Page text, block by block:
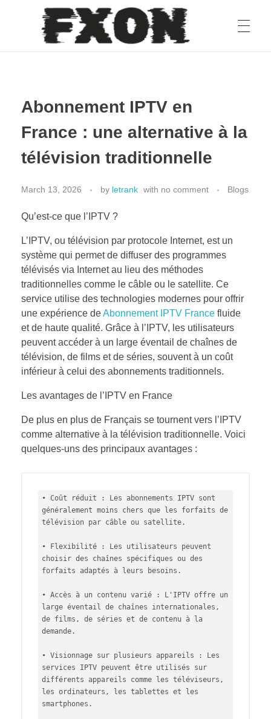
fxon
Abonnement IPTV en
France : une alternative à la
télévision traditionnelle
March 13, 2026 by letrank with no comment Blogs
Qu’est-ce que l’IPTV ?
L’IPTV, ou télévision par protocole Internet, est un
système qui permet de diffuser des programmes
télévisés via Internet au lieu des méthodes
traditionnelles comme le câble ou le satellite. Ce
service utilise des technologies modernes pour offrir
une expérience deAbonnement IPTV France fluide
et de haute qualité. Grâce à l’IPTV, les utilisateurs
peuvent accéder à un large éventail de chaînes de
télévision, de films et de séries, souvent à un coût
inférieur à celui des abonnements traditionnels.
Les avantages de l’IPTV en France
De plus en plus de Français se tournent vers l’IPTV
comme alternative à la télévision traditionnelle. Voici
quelques-uns des principaux avantages :
• Coût réduit : Les abonnements IPTV sont
généralement moins chers que les forfaits de
télévision par câble ou satellite.
• Flexibilité : Les utilisateurs peuvent
choisir des chaînes spécifiques ou des
forfaits adaptés à leurs besoins.
• Accès à un contenu varié : L'IPTV offre un
large éventail de chaînes internationales,
de films, de séries et de contenu à la
demande.
• Visionnage sur plusieurs appareils : Les
services IPTV peuvent être utilisés sur
différents appareils comme les téléviseurs,
les ordinateurs, les tablettes et les
smartphones.